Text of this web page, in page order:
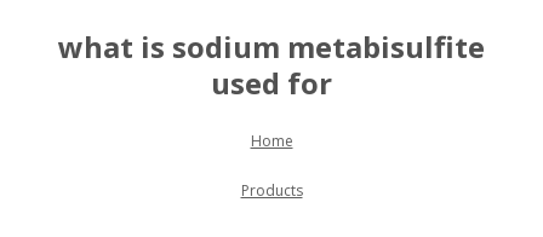
what is sodium metabisulfite
used for
Skip to content
Home
Products